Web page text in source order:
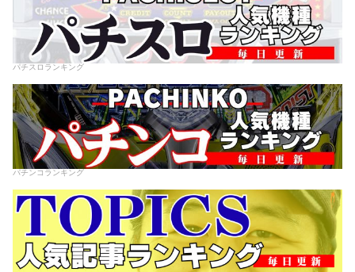
パチスロランキング
パチンコランキング